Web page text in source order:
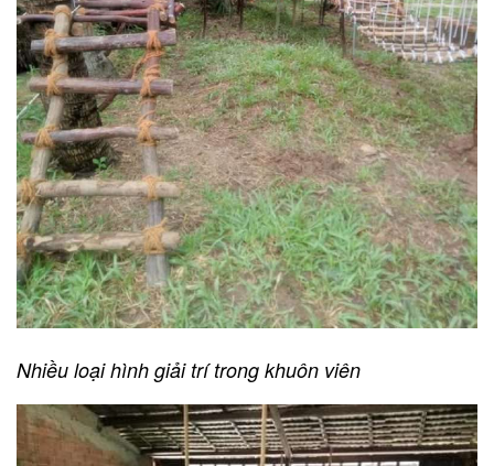
Nhiều loại hình giải trí trong khuôn viên